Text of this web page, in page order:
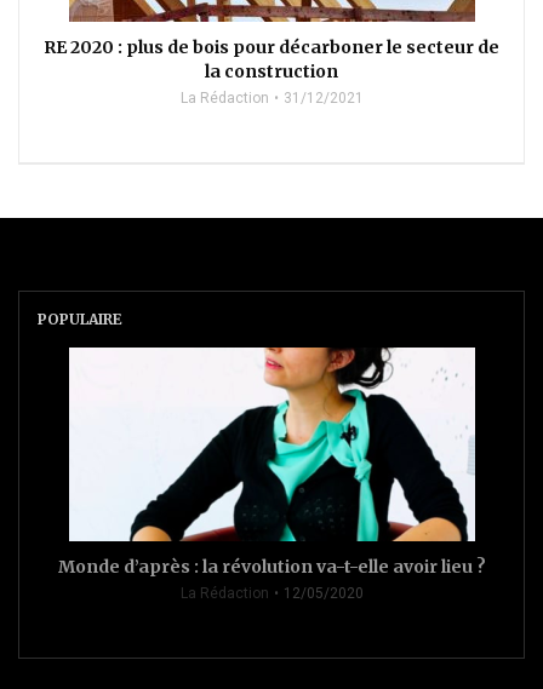
RE 2020 : plus de bois pour décarboner le secteur de
la construction
La Rédaction 31/12/2021
POPULAIRE
Monde d’après : la révolution va-t-elle avoir lieu ?
La Rédaction 12/05/2020